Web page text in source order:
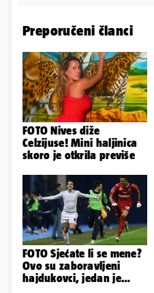
Preporučeni članci
FOTO Nives diže
Celzijuse! Mini haljinica
skoro je otkrila previše
FOTO Sjećate li se mene?
Ovo su zaboravljeni
hajdukovci, jedan je